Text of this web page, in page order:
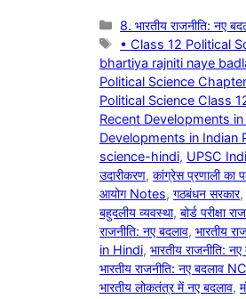
o
k
p
Categories
8. भारतीय राजनीति: नए
Tags
• Class 12 Political
bhartiya rajniti naye
Political Science
Political Science Class
Recent Developments
Developments in Indian
science-hindi, UPSC
उदारीकरण, कांग्रेस प्रणाली का
आयोग Notes, गठबंधन सरकार,
बहुदलीय व्यवस्था, बोर्ड परीक्षा
राजनीति: नए बदलाव, भारतीय
in Hindi, भारतीय
भारतीय राजनीति: नए बदलाव
भारतीय लोकतंत्र में नए बदलाव,